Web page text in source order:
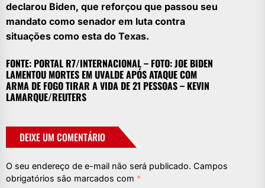
declarou Biden, que reforçou que passou seu
mandato como senador em luta contra
situações como esta do Texas.
FONTE: PORTAL R7/INTERNACIONAL – FOTO: JOE BIDEN
LAMENTOU MORTES EM UVALDE APÓS ATAQUE COM
ARMA DE FOGO TIRAR A VIDA DE 21 PESSOAS – KEVIN
LAMARQUE/REUTERS
DEIXE UM COMENTÁRIO
O seu endereço de e-mail não será publicado. Campos
obrigatórios são marcados com *